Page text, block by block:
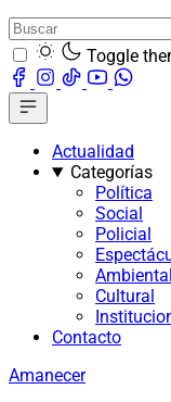
Toggle
Actualidad
Categorías
Política
Social
Policial
Ambiental
Cultural
Contacto
Amanecer